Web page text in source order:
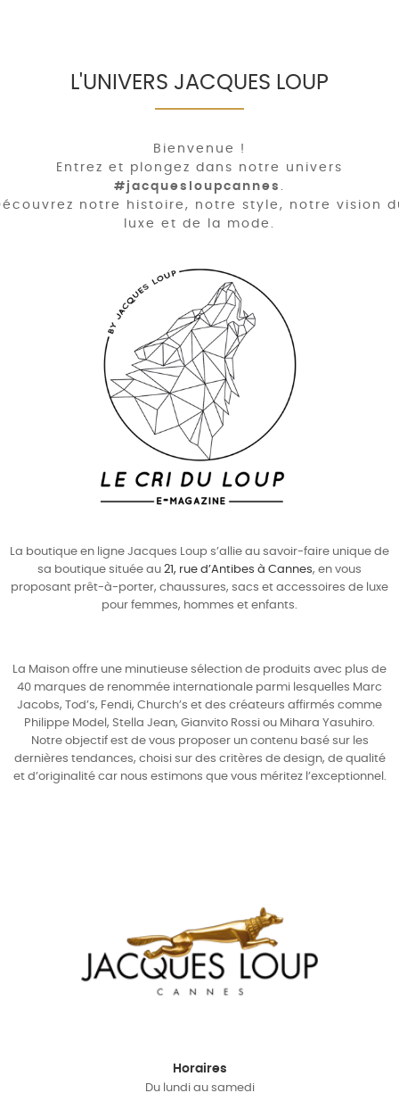
L'UNIVERS JACQUES LOUP
Bienvenue !
Entrez et plongez dans notre univers
#jacquesloupcannes .
notre histoire, notre style, notre vision
luxe et de la mode.
La boutique en ligne Jacques Loup s’allie au savoir-faire unique de
sa boutique située au 21, rue d’Antibes à Cannes, en vous
proposant prêt-à-porter, chaussures, sacs et accessoires de luxe
pour femmes, hommes et enfants.
La Maison offre une minutieuse sélection de produits avec plus de
40 marques de renommée internationale parmi lesquelles Marc
Jacobs, Tod’s, Fendi, Church’s et des créateurs affirmés comme
Philippe Model , Stella Jean, Gianvito Rossi ou Mihara Yasuhiro.
Notre objectif est de vous proposer un contenu basé sur les
dernières tendances, choisi sur des critères de design, de qualité
et d’originalité car nous estimons que vous méritez l’exceptionnel.
Horaires
Du lundi au samedi